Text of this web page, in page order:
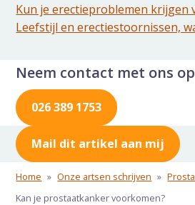
Kun je erectieproblemen krijgen
Leefstijl en erectiestoornissen,
Neem contact met ons op
026 389 1753
Mail dit artikel aan mij
Home » Onze artsen schrijven »
Kan je prostaatkanker voorkomen?